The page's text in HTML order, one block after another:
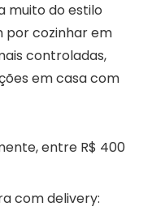
muito do estilo
por cozinhar em
controladas,
em casa com
entre R$ 400
com delivery: